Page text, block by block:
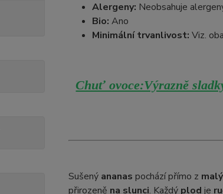
Alergeny: Neobsahuje
Bio: Ano
Minimální trvanlivost: Viz.
Chuť ovoce:Výrazně
Sušený ananas pochází přímo z
přirozeně na slunci. Každý plod je